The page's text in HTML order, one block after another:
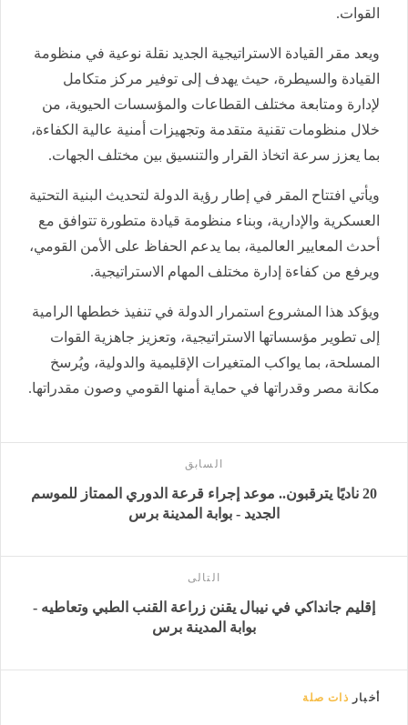
القوات.
ويعد مقر القيادة الاستراتيجية الجديد نقلة نوعية في منظومة
القيادة والسيطرة، حيث يهدف إلى توفير مركز متكامل
لإدارة ومتابعة مختلف القطاعات والمؤسسات الحيوية، من
خلال منظومات تقنية متقدمة وتجهيزات أمنية عالية الكفاءة،
بما يعزز سرعة اتخاذ القرار والتنسيق بين مختلف الجهات.
ويأتي افتتاح المقر في إطار رؤية الدولة لتحديث البنية التحتية
العسكرية والإدارية، وبناء منظومة قيادة متطورة تتوافق مع
أحدث المعايير العالمية، بما يدعم الحفاظ على الأمن القومي،
ويرفع من كفاءة إدارة مختلف المهام الاستراتيجية.
ويؤكد هذا المشروع استمرار الدولة في تنفيذ خططها الرامية
إلى تطوير مؤسساتها الاستراتيجية، وتعزيز جاهزية القوات
المسلحة، بما يواكب المتغيرات الإقليمية والدولية، ويُرسخ
مكانة مصر وقدراتها في حماية أمنها القومي وصون مقدراتها.
السابق
20 ناديًا يترقبون.. موعد إجراء قرعة الدوري الممتاز للموسم
الجديد - بوابة المدينة برس
التالى
إقليم جانداكي في نيبال يقنن زراعة القنب الطبي وتعاطيه -
بوابة المدينة برس
أخبار ذات صلة